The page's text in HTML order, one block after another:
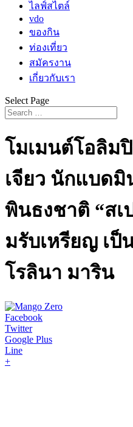
ไลฟ์สไตล์
vdo
ของกิน
ท่องเที่ยว
สมัครงาน
เกี่ยวกับเรา
Select Page
โมเมนต์โอลิม
เจียว นักแบด
พินธงชาติ “สเ
มรับเหรียญ เป็
โรลินา มาริน
Facebook
Twitter
Google Plus
Line
+